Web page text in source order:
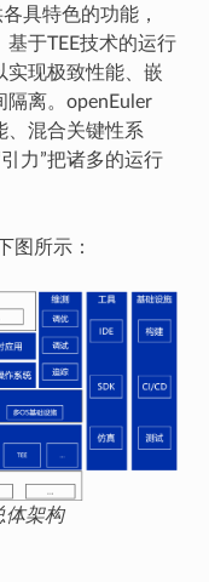
具特色的功能，
于TEE技术的运行
实现极致性能、嵌
隔离。openEuler
、混合关键性系
力”把诸多的运行
图所示：
体架构